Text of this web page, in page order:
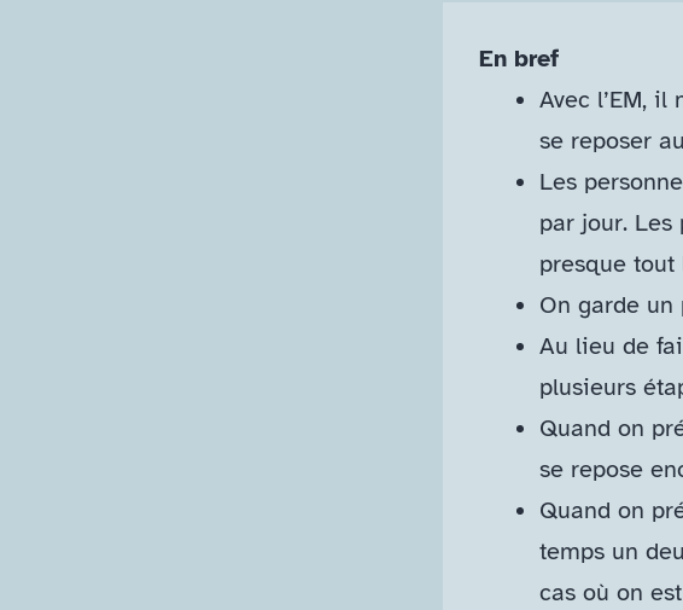
En bref
Avec l’EM,
se reposer
Les
par jour. Les
presque tout
On garde
Au lieu de
plusieurs
Quand on
se repose
Quand on
temps un
cas où on